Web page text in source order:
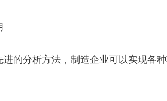
的分析方法，制造企业可以实现各